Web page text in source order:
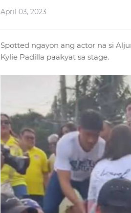
April 03, 2023
Spotted ngayon ang actor na si
Kylie Padilla paakyat sa stage.